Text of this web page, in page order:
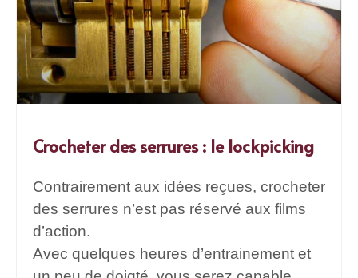
Crocheter des serrures : le lockpicking
Contrairement aux idées reçues, crocheter
des serrures n’est pas réservé aux films
d’action.
Avec quelques heures d’entrainement et